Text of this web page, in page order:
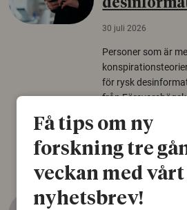
30 juli 2026
Personer som är
för rysk
från
Säkerhetspolitik
Gammalt
Få tips om ny
forskning tre
veckan med vårt
nyhetsbrev!